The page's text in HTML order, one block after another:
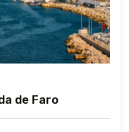
de Faro